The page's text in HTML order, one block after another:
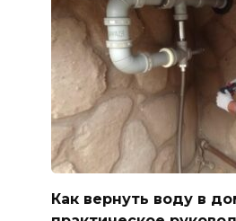
Как вернуть воду в